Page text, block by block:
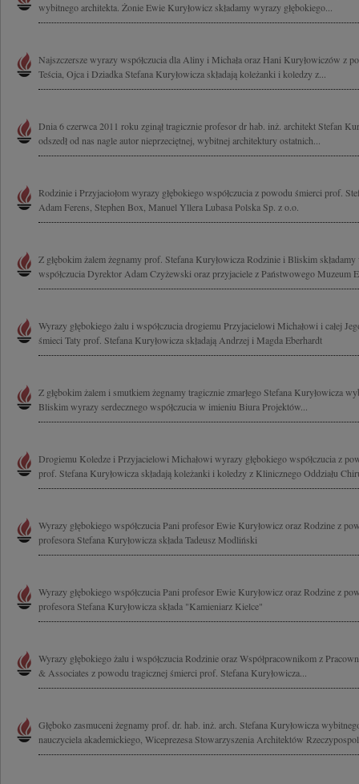
wybitnego architekta. Żonie Ewie Kuryłowicz składamy wyrazy głębokiego...
Najszczersze wyrazy współczucia dla Aliny i Michała oraz Hani Kuryłowiczów z
Teścia, Ojca i Dziadka Stefana Kuryłowicza składają koleżanki i koledzy z...
Dnia 6 czerwca 2011 roku zginął tragicznie profesor dr hab. inż. architekt Stefan
odszedł od nas nagle autor nieprzeciętnej, wybitnej architektury ostatnich...
Rodzinie i Przyjaciołom wyrazy głębokiego współczucia z powodu śmierci prof.
Adam Ferens, Stephen Box, Manuel Yllera Lubasa Polska Sp. z o.o.
Z głębokim żalem żegnamy prof. Stefana Kuryłowicza Rodzinie i Bliskim składamy
współczucia Dyrektor Adam Czyżewski oraz przyjaciele z Państwowego Muzeum
Wyrazy głębokiego żalu i współczucia drogiemu Przyjacielowi Michałowi i całej
śmieci Taty prof. Stefana Kuryłowicza składają Andrzej i Magda Eberhardt
Z głębokim żalem i smutkiem żegnamy tragicznie zmarłego Stefana Kuryłowicza
Bliskim wyrazy serdecznego współczucia w imieniu Biura Projektów...
Drogiemu Koledze i Przyjacielowi Michałowi wyrazy głębokiego współczucia z
prof. Stefana Kuryłowicza składają koleżanki i koledzy z Klinicznego Oddziału
Wyrazy głębokiego współczucia Pani profesor Ewie Kuryłowicz oraz Rodzine z
profesora Stefana Kuryłowicza składa Tadeusz Modliński
Wyrazy głębokiego współczucia Pani profesor Ewie Kuryłowicz oraz Rodzine z
profesora Stefana Kuryłowicza składa "Kamieniarz Kielce"
Wyrazy głębokiego żalu i współczucia Rodzinie oraz Współpracownikom z
& Associates z powodu tragicznej śmierci prof. Stefana Kuryłowicza...
Głęboko zasmuceni żegnamy prof. dr. hab. inż. arch. Stefana Kuryłowicza
nauczyciela akademickiego, Wiceprezesa Stowarzyszenia Architektów